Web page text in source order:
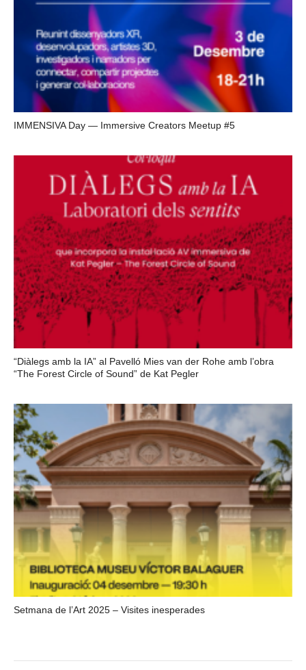
IMMENSIVA Day — Immersive Creators Meetup #5
“Diàlegs amb la IA” al Pavelló Mies van der Rohe amb l’obra
“The Forest Circle of Sound” de Kat Pegler
Setmana de l’Art 2025 – Visites inesperades